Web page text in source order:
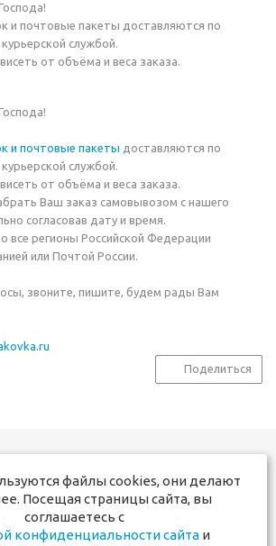
и почтовые пакеты доставляются по
службой.
от объёма и веса заказа.
и почтовые пакеты доставляются по
службой.
от объёма и веса заказа.
Ваш заказ самовывозом с нашего
согласовав дату и время.
все регионы Российской Федерации
или Почтой России.
звоните, пишите, будем рады Вам
Поделиться
+7 831 291-17-50
+7 910 381-60-00
файлы cookies, они делают
Посещая страницы сайта, вы
соглашаетесь с
конфиденциальности сайтаи